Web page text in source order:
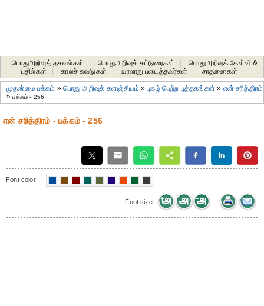
பொதுஅறிவுத் தகவல்கள் பொதுஅறிவுக் கட்டுரைகள்
பொதுஅறிவுக் கேள்வி &
பதில்கள்
காலச் சுவடுகள் வரலாறு படைத்தவர்கள் சாதனைகள்‎
முதன்மை பக்கம் »பொது அறிவுக் களஞ்சியம் »புகழ் பெற்ற புத்தகங்கள் » என் சரித்திரம்
»பக்கம் - 256
என் சரித்திரம் - பக்கம் - 256
Font color:
Font size: